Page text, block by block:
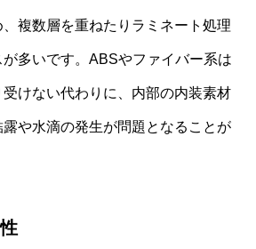
複数層を重ねたりラミネート処理
多いです。ABSやファイバー系は
けない代わりに、内部の内装素材
や水滴の発生が問題となることが